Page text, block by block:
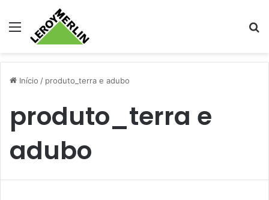
Menu
Início / produto_terra e adubo
produto_terra e
adubo